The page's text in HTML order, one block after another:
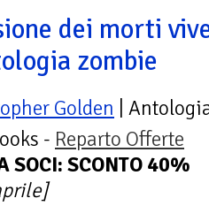
dei morti
zombie
Golden |
- Reparto Offerte
SOCI: SCONTO 40%